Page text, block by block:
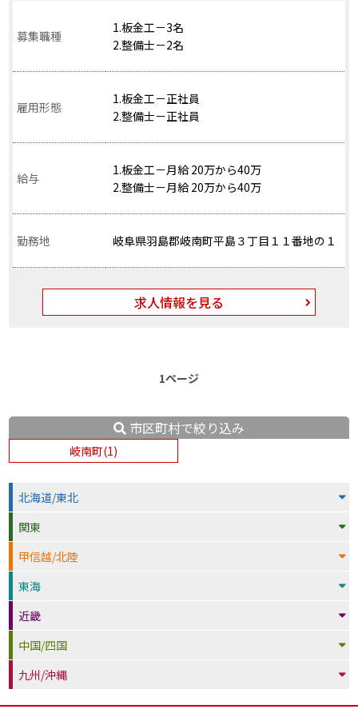
募集職種
1.板金工－3名
2.整備士－2名
雇用形態
1.板金工－正社員
2.整備士－正社員
給与
1.板金工－月給 20万から40万
2.整備士－月給 20万から40万
勤務地 岐阜県羽島郡岐南町平島３丁目１１番地の１
求人情報を見る
1ページ
市区町村で絞り込み
岐南町(1)
北海道/東北
関東
甲信越/北陸
東海
近畿
中国/四国
九州/沖縄